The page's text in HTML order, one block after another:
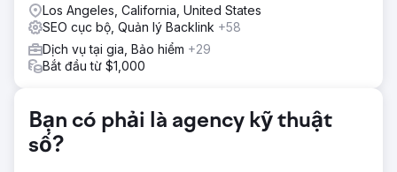
chiến lược đánh giá và tối ưu hóa nội dung. Bằng cách
tăng cường cả khả năng hiển thị trên tìm kiếm tự nhiên và
Google Maps, chúng tôi đã đưa Crescent Moon Recovery
trở thành một trong những trung tâm điều trị nghiện hàng
đầu tại Huntington Beach.
Chỉ trong vòng sáu tháng, lưu lượng truy cập tự nhiên của
Crescent Moon Recovery đã tăng từ 101 lượt truy cập mỗi
tháng lên 4.142 lượt truy cập mỗi tháng. Chiến dịch này đã
Los Angeles, California, United States
SEO cục bộ, Quản lý Backlink +58
Dịch vụ tại gia, Bảo hiểm +29
Bắt đầu từ $1,000
Bạn có phải là agency kỹ thuật
số?